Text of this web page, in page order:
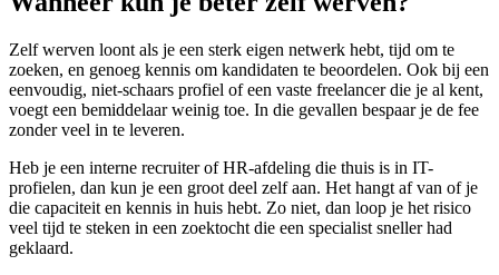
Zelf werven loont als je een sterk eigen netwerk hebt, tijd om te
zoeken, en genoeg kennis om kandidaten te beoordelen. Ook bij een
eenvoudig, niet-schaars profiel of een vaste freelancer die je al kent,
voegt een bemiddelaar weinig toe. In die gevallen bespaar je de fee
zonder veel in te leveren.
Heb je een interne recruiter of HR-afdeling die thuis is in IT-
profielen, dan kun je een groot deel zelf aan. Het hangt af van of je
die capaciteit en kennis in huis hebt. Zo niet, dan loop je het risico
veel tijd te steken in een zoektocht die een specialist sneller had
geklaard.